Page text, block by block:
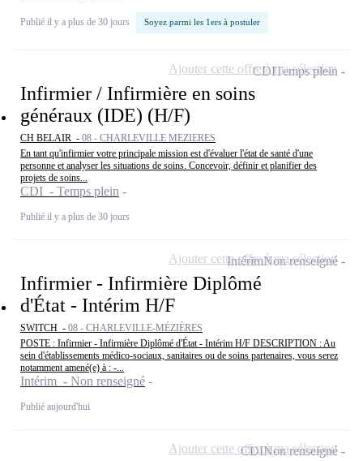
Publié il y a plus de 30 jours Soyez parmi les 1ers à postuler
Infirmier / Infirmière en soins
généraux (IDE) (H/F)
CH BELAIR - 08 - CHARLEVILLE MEZIERES
En tant qu'infirmier votre principale mission est d'évaluer l'état de santé d'une
personne et analyser les situations de soins. Concevoir, définir et planifier des
projets de soins...
CDI - Temps plein
Publié il y a plus de 30 jours
CDITemps plein
Ajouter cette offre à ma sélection
Infirmier - Infirmière Diplômé
d'État - Intérim H/F
SWITCH - 08 - CHARLEVILLE-MÉZIÈRES
POSTE : Infirmier - Infirmière Diplômé d'État - Intérim H/F DESCRIPTION : Au
sein d'établissements médico-sociaux, sanitaires ou de soins partenaires, vous serez
notamment amené(e) à : -...
Intérim - Non renseigné
Publié aujourd'hui
IntérimNon renseigné
Ajouter cette offre à ma sélection
CDINon renseigné
Ajouter cette offre à ma sélection